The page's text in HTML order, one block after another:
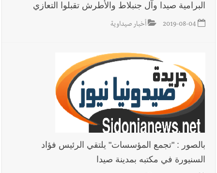
البرامية صيدا وآل جنبلاط والأطرش تقبلوا التعازي
2019-08-04 أخبار صيداوية
بالصور : "تجمع المؤسسات" يلتقي الرئيس فؤاد
السنيورة في مكتبه بمدينة صيدا